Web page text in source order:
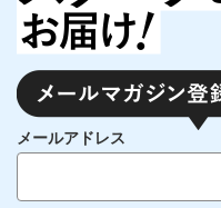
メールアドレス